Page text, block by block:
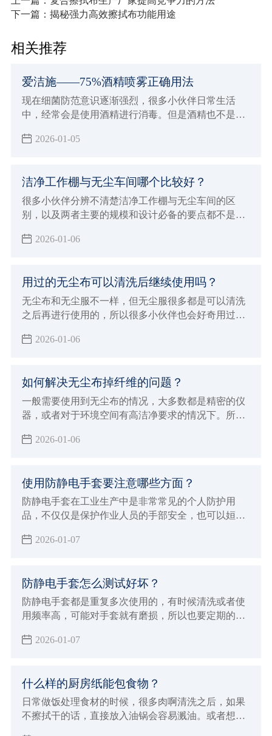
下一篇：揭秘强力高效擦拭布功能用途
相关推荐
爱洁施——75%酒精喷雾正确用法
现在细菌防范意识逐渐强烈，很多小伙伴日常生活
中，经常会是使用酒精进行消毒。但是酒精也不是随
喷雾正确用，了解正确的使用领域，也可以对照一下
2026-01-05
洁净工作棚与无尘车间哪个比较好？
很多小伙伴分辨不清楚洁净工作棚与无尘车间的区
别，以及两者主要的规模和设计必备的要点都不是很
的应用领域是不一样的，所以本次小辉来做详细的介
2026-01-06
用过的无尘布可以清洗后继续使用吗？
无尘布和无尘服不一样，但无尘服很多都是可以清洗
之后再进行使用的，所以很多小伙伴也会好奇用过的
家一下，让大家对无尘布产品有个基本的认识和了
2026-01-06
如何解决无尘布掉纤维的问题？
一般需要使用到无尘布的情况，大多数都是精密的仪
器，或者对于环境空间有高洁净要求的情况下。所以
何解决无尘布掉纤维的问题？要想解决无尘布掉纤维
题。
2026-01-06
使用防静电手套要注意哪些方面？
防静电手套在工业生产中是非常常见的个人防护用
品，不仅仅是保护作业人员的手部安全，也可以姮好
程中也有一些事项，下面小辉就来学习的给大家介绍
2026-01-07
防静电手套怎么测试好坏？
防静电手套都是重复多次使用的，有时候清洗或者使
用频率高，可能对手套就有磨损，所以也要定期的进
好坏呢？小辉来分享一些简单的方法，以及测试标
2026-01-07
什么样的厨房纸能包食物？
日常做饭处理食材的时候，很多肉啊清洗之后，如果
不擦拭干的话，直接放入油锅会容易溅油。或者想要